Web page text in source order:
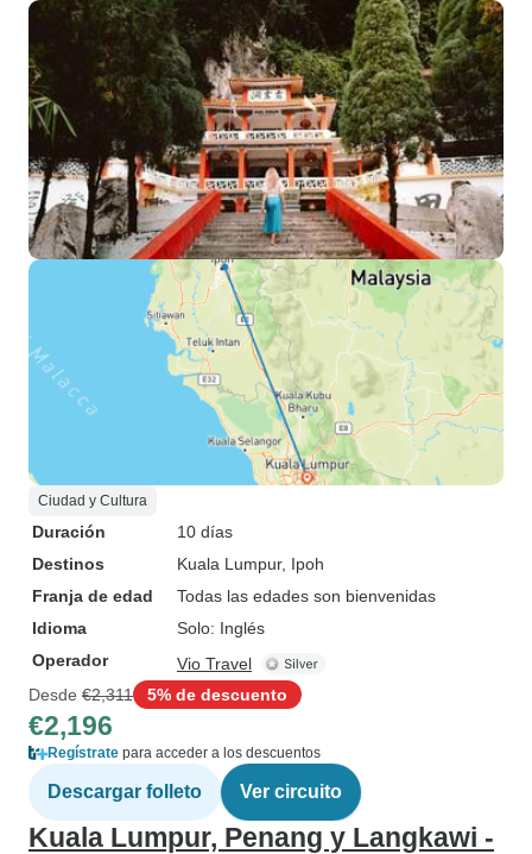
Ciudad y Cultura
Duración
10 días
Destinos
Kuala Lumpur, Ipoh
Franja de edad
Todas las edades son bienvenidas
Idioma
Solo: Inglés
Operador
Vio Travel
Desde €2,311 5% de descuento
€2,196
Regístrate para acceder a los descuentos
Descargar folleto Ver circuito
Kuala Lumpur, Penang y Langkawi -